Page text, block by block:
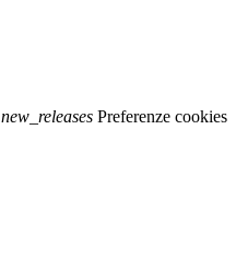
new_releases Preferenze cookies